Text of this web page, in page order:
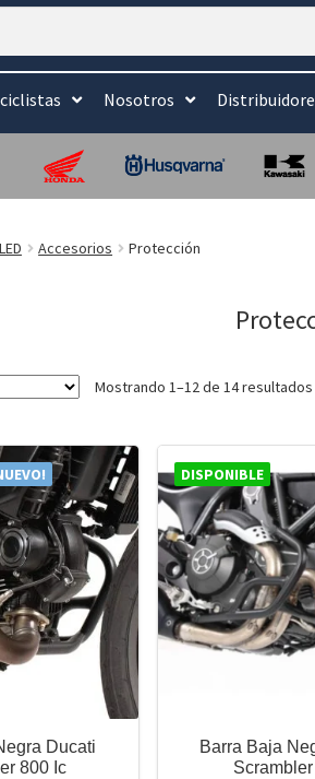
Nosotros
Accesorios Protección
Mostrando 1–12 de 14 resultados
Ducati
800 Ic
DISPONIBLE
Barra Baja